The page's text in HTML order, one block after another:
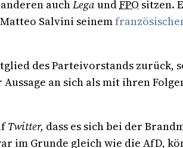
auchLegaundFPÖ sitzen.
Salvini seinem
des Parteivorstands zurück,
an sich als mit ihren
Twitter, dass es sich bei der
im Grunde gleich wie die AfD,